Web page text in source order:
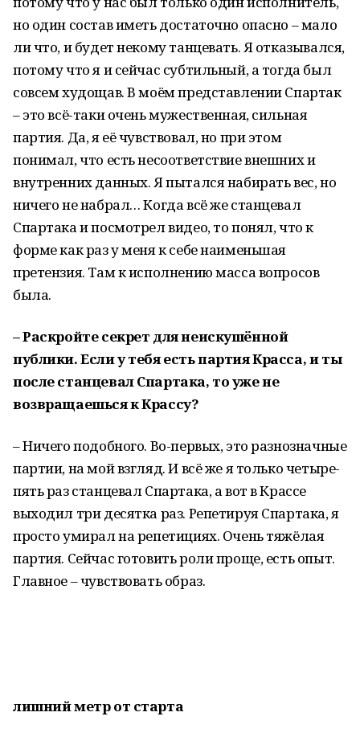
но один состав иметь достаточно опасно – мало
ли что, и будет некому танцевать. Я отказывался,
потому что я и сейчас субтильный, а тогда был
совсем худощав. В моём представлении Спартак
– это всё-таки очень мужественная, сильная
партия. Да, я её чувствовал, но при этом
понимал, что есть несоответствие внешних и
внутренних данных. Я пытался набирать вес, но
ничего не набрал… Когда всё же станцевал
Спартака и посмотрел видео, то понял, что к
форме как раз у меня к себе наименьшая
претензия. Там к исполнению масса вопросов
была.
– Раскройте секрет для неискушённой
публики. Если у тебя есть партия Красса, и ты
после станцевал Спартака, то уже не
возвращаешься к Крассу?
– Ничего подобного. Во-первых, это разнозначные
партии, на мой взгляд. И всё же я только четыре-
пять раз станцевал Спартака, а вот в Крассе
выходил три десятка раз. Репетируя Спартака, я
просто умирал на репетициях. Очень тяжёлая
партия. Сейчас готовить роли проще, есть опыт.
Главное – чувствовать образ.
лишний метр от старта